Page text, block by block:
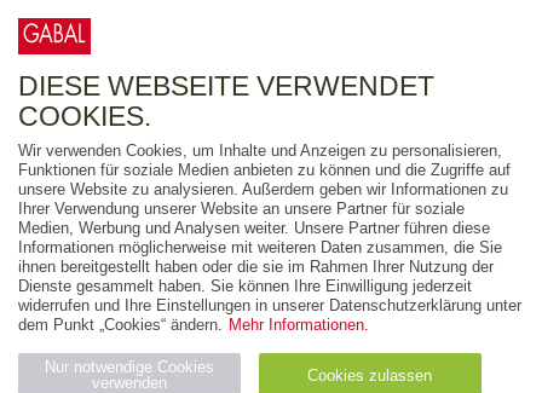
FREITEXT
AUSGABEART
AUS DER REIHE
ZUM THEMA
Neuerscheinung
Bestseller
DIESE WEBSEITE VERWENDET
COOKIES.
Wir verwenden Cookies, um Inhalte und Anzeigen zu personalisieren,
Funktionen für soziale Medien anbieten zu können und die Zugriffe auf
unsere Website zu analysieren. Außerdem geben wir Informationen zu
Ihrer Verwendung unserer Website an unsere Partner für soziale
Medien, Werbung und Analysen weiter. Unsere Partner führen diese
Informationen möglicherweise mit weiteren Daten zusammen, die Sie
ihnen bereitgestellt haben oder die sie im Rahmen Ihrer Nutzung der
Dienste gesammelt haben. Sie können Ihre Einwilligung jederzeit
widerrufen und Ihre Einstellungen in unserer Datenschutzerklärung unter
dem Punkt „Cookies“ ändern. Mehr Informationen.
Nur notwendige Cookies
verwenden
Cookies zulassen